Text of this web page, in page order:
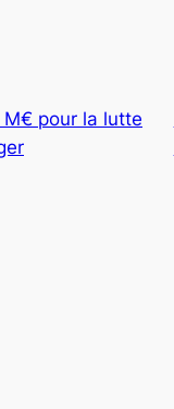
pour la lutte